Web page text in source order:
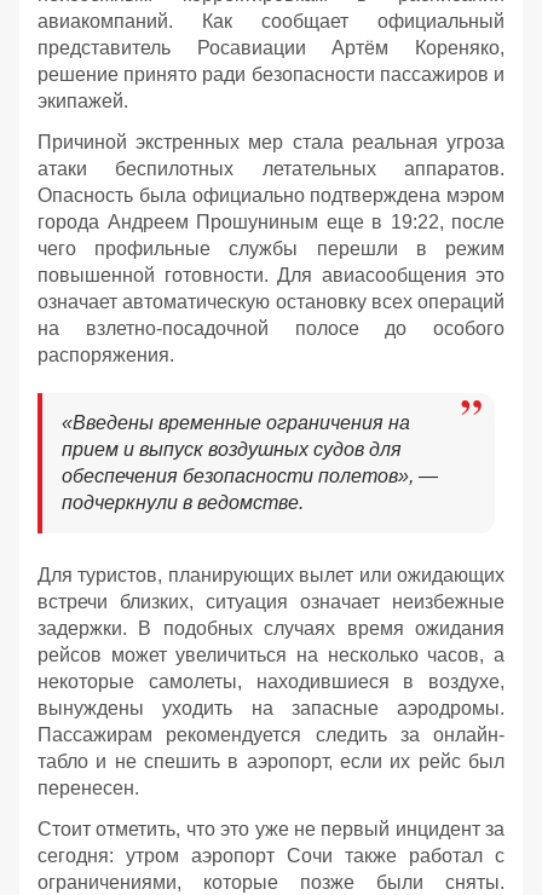
авиакомпаний. Как сообщает официальный
представитель Росавиации Артём Кореняко,
решение принято ради безопасности пассажиров и
экипажей.
Причиной экстренных мер стала реальная угроза
атаки беспилотных летательных аппаратов.
Опасность была официально подтверждена мэром
города Андреем Прошуниным еще в 19:22, после
чего профильные службы перешли в режим
повышенной готовности. Для авиасообщения это
означает автоматическую остановку всех операций
на взлетно-посадочной полосе до особого
распоряжения.
«Введены временные ограничения на
прием и выпуск воздушных судов для
обеспечения безопасности полетов», —
подчеркнули в ведомстве.
Для туристов, планирующих вылет или ожидающих
встречи близких, ситуация означает неизбежные
задержки. В подобных случаях время ожидания
рейсов может увеличиться на несколько часов, а
некоторые самолеты, находившиеся в воздухе,
вынуждены уходить на запасные аэродромы.
Пассажирам рекомендуется следить за онлайн-
табло и не спешить в аэропорт, если их рейс был
перенесен.
Стоит отметить, что это уже не первый инцидент за
сегодня: утром аэропорт Сочи также работал с
ограничениями, которые позже были сняты.